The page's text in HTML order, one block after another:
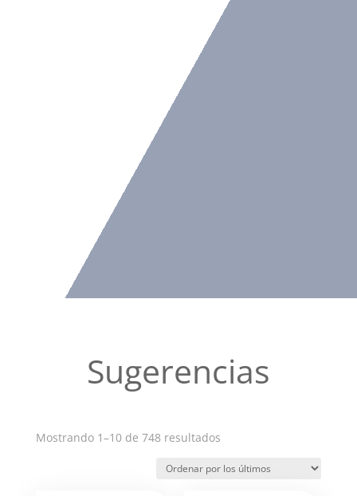
Sugerencias
Mostrando 1–10 de 748 resultadosOrdenado
los